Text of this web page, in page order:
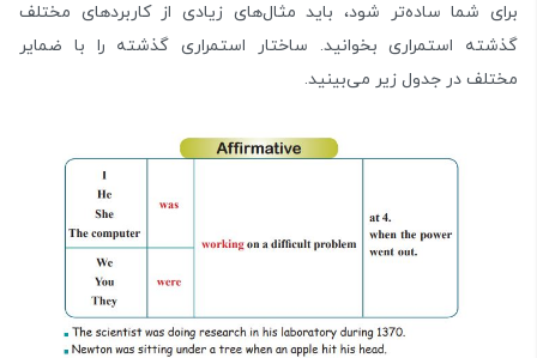
برای شما ساده‌تر شود، باید مثال‌های زیادی از کاربردهای مختلف
گذشته استمراری بخوانید. ساختار استمراری گذشته را با ضمایر
مختلف در جدول زیر می‌بینید.